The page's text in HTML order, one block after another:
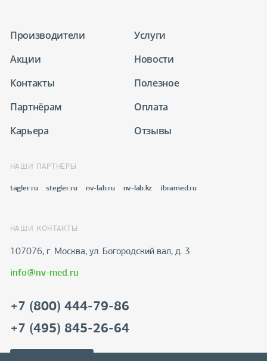
Производители
Услуги
Акции
Новости
Контакты
Полезное
Партнёрам
Оплата
Карьера
Отзывы
НАШИ ПАРТНЕРЫ
tagler.ru stegler.ru nv-lab.ru nv-lab.kz ibramed.ru
НАШИ КОНТАКТЫ
107076, г. Москва, ул. Богородский вал, д. 3
info@nv-med.ru
+7 (800) 444-79-86
+7 (495) 845-26-64